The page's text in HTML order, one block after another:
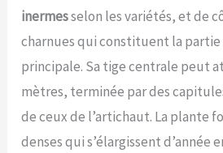
inermesselon les variétés, et de
charnues qui constituent la
principale. Sa tige centrale peut
mètres, terminée par des
de ceux de l’artichaut. La plante
denses qui s’élargissent d’année